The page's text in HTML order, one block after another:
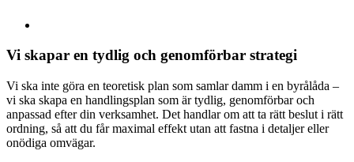
Vi skapar en tydlig och genomförbar strategi
Vi ska inte göra en teoretisk plan som samlar damm i en byrålåda –
vi ska skapa en handlingsplan som är tydlig, genomförbar och
anpassad efter din verksamhet. Det handlar om att ta rätt beslut i rätt
ordning, så att du får maximal effekt utan att fastna i detaljer eller
onödiga omvägar.